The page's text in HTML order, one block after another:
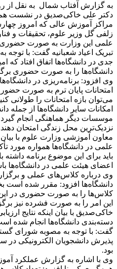
به گزارش آفتاب شمال به نقل از
دکتر علی خاکی‌صدیق در نشست
مراکز آموزش عالی که امروز
زلفی گل وزیر علوم، تحقیقات و
علمی این وزارت به صورت
تبریک اعیاد شعبانیه گفت: با توجه
جدی در دانشگاه‌ها اتفاق افتاد که
دانشگاه‌ها را به صورت حضوری
وی افزود: برنامه‌ریزی در
امتحانات پایان ترم به صورت
می‌توان بازه امتحانات را طولانی
امکانات سایر دانشگاه‌ها از جمله
موسسات دیگر هماهنگی انجام گیرد
نزدیک‌ترین محل زندگی امتحان
معاون آموزشی وزارت علوم با
علمی در دانشگاه‌ها همواره مورد
باید برای این موضوع برنامه
اعضای هیئت علمی در دانشگاه‌ها
وی درباره کلاس‌های عملی و
دانشگاه‌ها افزود: مقرر شده است
کلاس‌ها را به صورت حضوری در این
این امر را به صورت فشرده نیز
خاکی‌صدیق با بیان اینکه نتایج
دسته‌بندی دانشگاه‌ها انجام شده
گفت: با توجه به مصوبه شورای
پذیرش دانشجویان الکترونیکی در
بود.
وی با اشاره به گزارش عملکرد